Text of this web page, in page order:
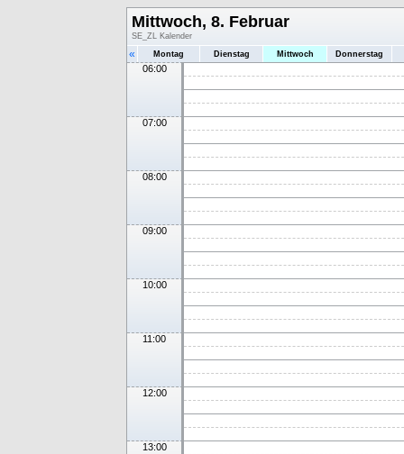
Mittwoch, 8. Februar
SE_ZL Kalender
« Montag Dienstag Mittwoch Donnerstag
06:00
07:00
08:00
09:00
10:00
11:00
12:00
13:00